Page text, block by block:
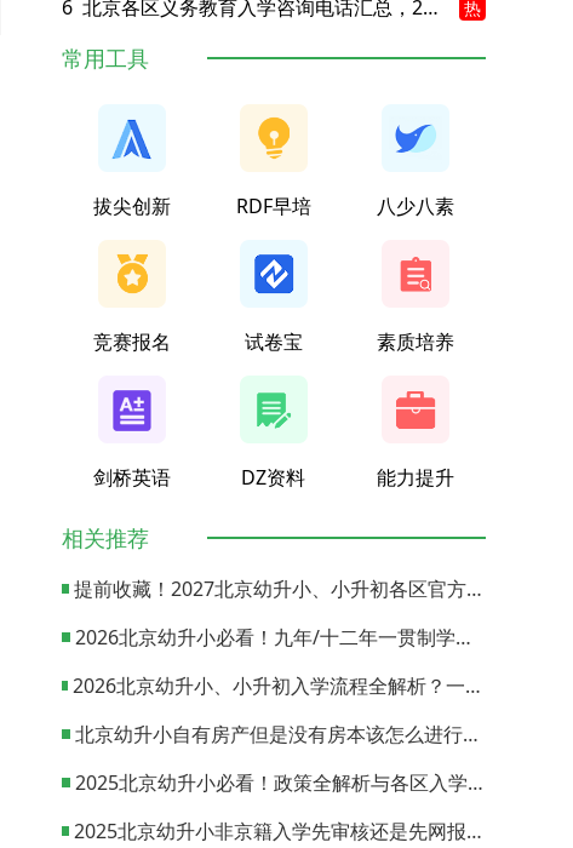
6 北京各区义务教育入学咨询电话汇总，25年小升初家长提前收藏 热
常用工具
拔尖创新 RDF早培 八少八素
竞赛报名 试卷宝 素质培养
剑桥英语 DZ资料 能力提升
相关推荐
提前收藏！2027北京幼升小、小升初各区官方咨询电话一览
2026北京幼升小必看！九年/十二年一贯制学校怎么选？
2026北京幼升小、小升初入学流程全解析？一文看懂时间节点与操作步骤
北京幼升小自有房产但是没有房本该怎么进行信息采集？
2025北京幼升小必看！政策全解析与各区入学流程指南
2025北京幼升小非京籍入学先审核还是先网报？一文带你读懂